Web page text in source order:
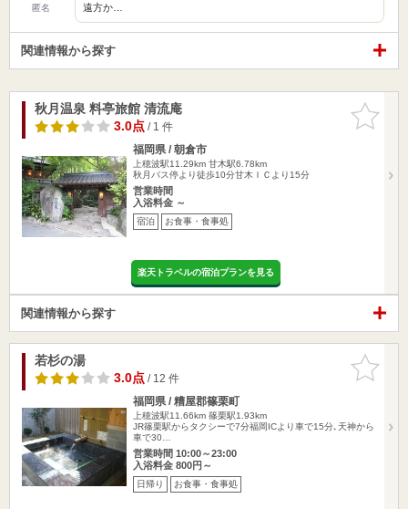
匿名
遠方か…
関連情報から探す
お気に入
りに追加
秋月温泉 料亭旅館 清流庵
3.0点/ 1 件
福岡県 / 朝倉市
上穂波駅11.29km 甘木駅6.78km
秋月バス停より徒歩10分甘木ＩＣより15分
営業時間
入浴料金 ～
宿泊 お食事・食事処
楽天トラベルの宿泊プランを見る
関連情報から探す
お気に入
りに追加
若杉の湯
3.0点/ 12 件
福岡県 / 糟屋郡篠栗町
上穂波駅11.66km 篠栗駅1.93km
JR篠栗駅からタクシーで7分福岡ICより車で15分､天神から
車で30…
営業時間 10:00～23:00
入浴料金 800円～
日帰り お食事・食事処